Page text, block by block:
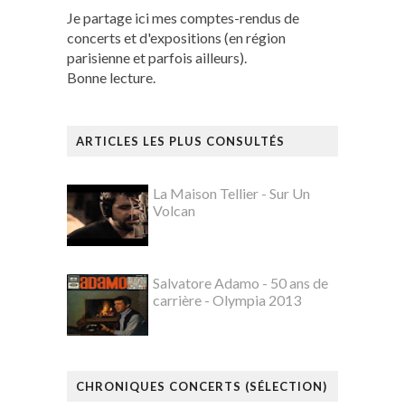
Je partage ici mes comptes-rendus de
concerts et d'expositions (en région
parisienne et parfois ailleurs).
Bonne lecture.
ARTICLES LES PLUS CONSULTÉS
La Maison Tellier - Sur Un
Volcan
Salvatore Adamo - 50 ans de
carrière - Olympia 2013
CHRONIQUES CONCERTS (SÉLECTION)